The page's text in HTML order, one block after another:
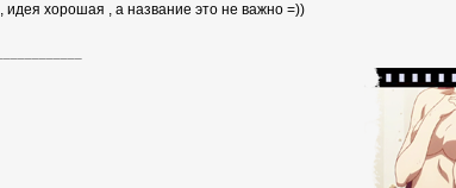
, идея хорошая , а название это не важно =))